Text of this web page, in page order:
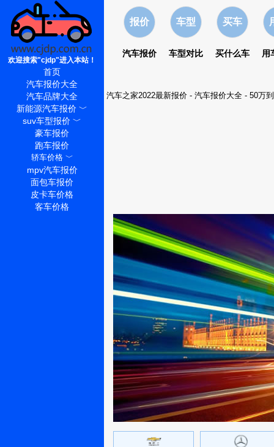
报价
汽车报价
车型
车型对比
买车
买什么车 用
汽车之家2022最新报价- 汽车报价大全- 50万
欢迎搜索"cjdp"进入本站！
首页
汽车报价大全
汽车品牌大全
新能源汽车报价 ﹀
suv车型报价 ﹀
豪车报价
跑车报价
轿车价格﹀
mpv汽车报价
面包车报价
皮卡车价格
客车价格